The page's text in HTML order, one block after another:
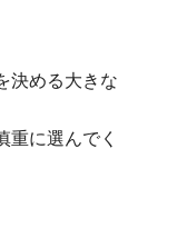
決める大きな
重に選んでく